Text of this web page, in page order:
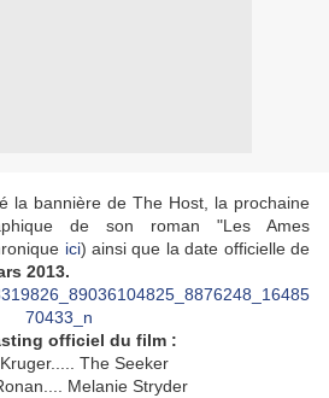
la bannière de The Host, la prochaine
de son roman "Les Ames
ici) ainsi que la date officielle de
2013.
officiel du film :
The Seeker
Melanie Stryder